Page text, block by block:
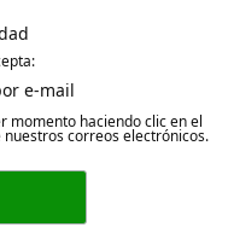
e-mail
momento haciendo clic en el
correos electrónicos.